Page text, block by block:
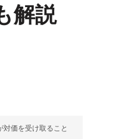
解説
対価を受け取ること